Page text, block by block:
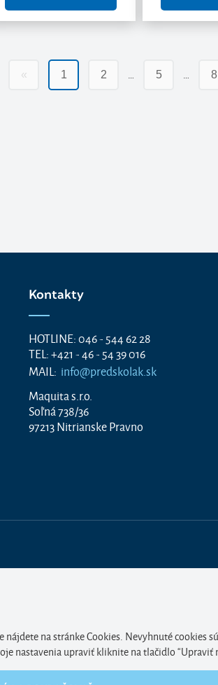
« 1 2 … 5 … 8
Kontakty
HOTLINE: 046 - 544 62 28
TEL: +421 - 46 - 54 39 016
MAIL: info@predskolak.sk
Maquita s.r.o.
Soľná 738/36
97213 Nitrianske Pravno
na stránke Cookies. Nevyhnuté cookies
nastavenia upraviť kliknite na tlačidlo “Upraviť